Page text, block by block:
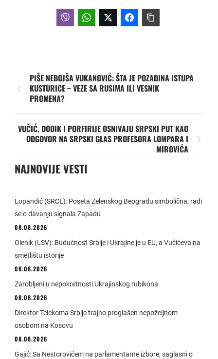
PIŠE NEBOJŠA VUKANOVIĆ: ŠTA JE POZADINA ISTUPA
KUSTURICE – VEZE SA RUSIMA ILI VESNIK
PROMENA?
VUČIĆ, DODIK I PORFIRIJE OSNIVAJU SRPSKI PUT KAO
ODGOVOR NA SRPSKI GLAS PROFESORA LOMPARA I
MIROVIĆA
NAJNOVIJE VESTI
Lopandić (SRCE): Poseta Zelenskog Beogradu simbolična, radi
se o davanju signala Zapadu
08.08.2026
Olenik (LSV): Budućnost Srbije i Ukrajine je u EU, a Vučićeva na
smetlištu istorije
08.08.2026
Zarobljeni u nepokretnosti Ukrajinskog rubikona
08.08.2026
Direktor Telekoma Srbije trajno proglašen nepoželjnom
osobom na Kosovu
08.08.2026
Gajić: Sa Nestorovićem na parlamentarne izbore, saglasni o